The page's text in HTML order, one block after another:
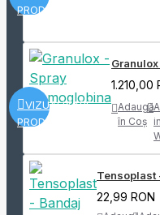
PRODUS
VIZUALIZARE
PRODUS
1.210,00
Adaugă
în Coş in
Tensoplast
22,99 RON